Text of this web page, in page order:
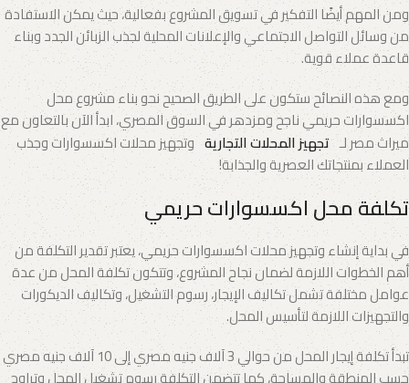
ومن المهم أيضًا التفكير في تسويق المشروع بفعالية، حيث يمكن الاستفادة
من وسائل التواصل الاجتماعي والإعلانات المحلية لجذب الزبائن الجدد وبناء
قاعدة عملاء قوية.
ومع هذه النصائح ستكون على الطريق الصحيح نحو بناء مشروع محل
اكسسوارات حريمي ناجح ومزدهر في السوق المصري، ابدأ الآن بالتعاون مع
ميراث مصر لـ تجهيز المحلات التجارية وتجهيز محلات اكسسوارات وجذب
العملاء بمنتجاتك العصرية والجذابة!
تكلفة محل اكسسوارات حريمي
في بداية إنشاء وتجهيز محلات اكسسوارات حريمي، يعتبر تقدير التكلفة من
أهم الخطوات اللازمة لضمان نجاح المشروع، وتتكون تكلفة المحل من عدة
عوامل مختلفة تشمل تكاليف الإيجار، رسوم التشغيل، وتكاليف الديكورات
والتجهيزات اللازمة لتأسيس المحل.
تبدأ تكلفة إيجار المحل من حوالي 3 آلاف جنيه مصري إلى 10 آلاف جنيه مصري